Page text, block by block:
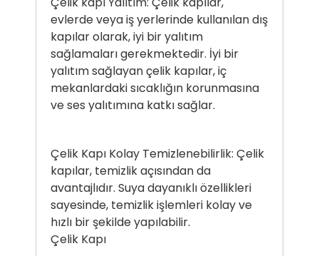
evlerde veya iş yerlerinde kullanılan dış
kapılar olarak, iyi bir yalıtım
sağlamaları gerekmektedir. İyi bir
yalıtım sağlayan çelik kapılar, iç
mekanlardaki sıcaklığın korunmasına
ve ses yalıtımına katkı sağlar.
Çelik Kapı Kolay Temizlenebilirlik: Çelik
kapılar, temizlik açısından da
avantajlıdır. Suya dayanıklı özellikleri
sayesinde, temizlik işlemleri kolay ve
hızlı bir şekilde yapılabilir.
Çelik Kapı